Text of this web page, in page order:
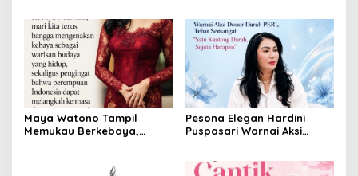
Exclusive Dinner Meriahkan
Puncak Acara
Maya Watono Tampil
Memukau Berkebaya,
di Hari Kebaya Nasional
Pesona Elegan Hardini
Puspasari Warnai Aksi
Darah, Sejuta Harapan”